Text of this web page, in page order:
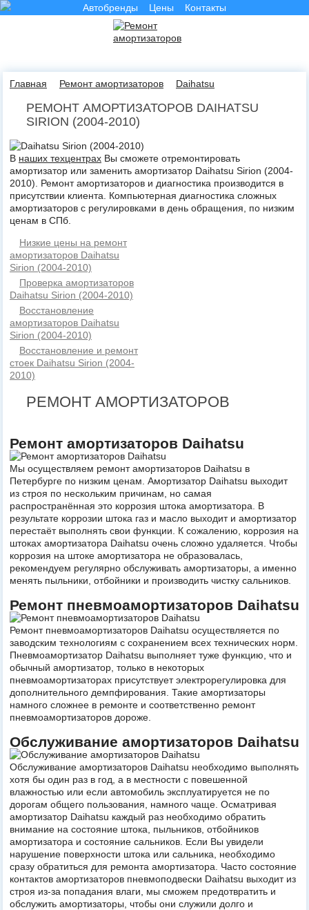
Автобренды Цены Контакты
Главная Ремонт амортизаторов Daihatsu
РЕМОНТ АМОРТИЗАТОРОВ DAIHATSU
SIRION (2004-2010)
В наших техцентрах Вы сможете отремонтировать
амортизатор или заменить амортизатор Daihatsu Sirion (2004-
2010). Ремонт амортизаторов и диагностика производится в
присутствии клиента. Компьютерная диагностика сложных
амортизаторов с регулировками в день обращения, по низким
ценам в СПб.
Низкие цены на ремонт
амортизаторов Daihatsu
Sirion (2004-2010)
Проверка амортизаторов
Daihatsu Sirion (2004-2010)
Восстановление
амортизаторов Daihatsu
Sirion (2004-2010)
Восстановление и ремонт
стоек Daihatsu Sirion (2004-
2010)
РЕМОНТ АМОРТИЗАТОРОВ
Ремонт амортизаторов Daihatsu
Мы осуществляем ремонт амортизаторов Daihatsu в
Петербурге по низким ценам. Амортизатор Daihatsu выходит
из строя по нескольким причинам, но самая
распространённая это коррозия штока амортизатора. В
результате коррозии штока газ и масло выходит и амортизатор
перестаёт выполнять свои функции. К сожалению, коррозия на
штоках амортизатора Daihatsu очень сложно удаляется. Чтобы
коррозия на штоке амортизатора не образовалась,
рекомендуем регулярно обслуживать амортизаторы, а именно
менять пыльники, отбойники и производить чистку сальников.
Ремонт пневмоамортизаторов Daihatsu
Ремонт пневмоамортизаторов Daihatsu осуществляется по
заводским технологиям с сохранением всех технических норм.
Пневмоамортизатор Daihatsu выполняет туже функцию, что и
обычный амортизатор, только в некоторых
пневмоамортизаторах присутствует электрорегулировка для
дополнительного демпфирования. Такие амортизаторы
намного сложнее в ремонте и соответственно ремонт
пневмоамортизаторов дороже.
Обслуживание амортизаторов Daihatsu
Обслуживание амортизаторов Daihatsu необходимо выполнять
хотя бы один раз в год, а в местности с повешенной
влажностью или если автомобиль эксплуатируется не по
дорогам общего пользования, намного чаще. Осматривая
амортизатор Daihatsu каждый раз необходимо обратить
внимание на состояние штока, пыльников, отбойников
амортизатора и состояние сальников. Если Вы увидели
нарушение поверхности штока или сальника, необходимо
сразу обратиться для ремонта амортизатора. Часто состояние
контактов амортизаторов пневмоподвески Daihatsu выходит из
строя из-за попадания влаги, мы сможем предотвратить и
обслужить амортизаторы, чтобы они служили долго и